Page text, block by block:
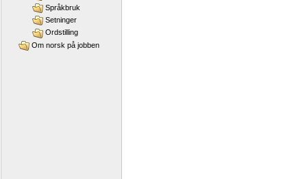
Språkbruk
Setninger
Ordstilling
Om norsk på jobben